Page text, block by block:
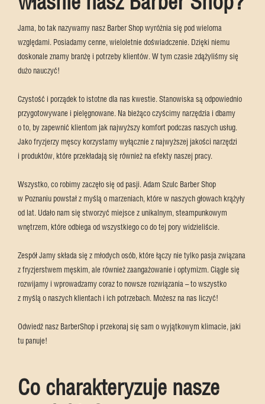
Jama, bo tak nazywamy nasz Barber Shop wyróżnia się pod wieloma
względami. Posiadamy cenne, wieloletnie doświadczenie. Dzięki niemu
doskonale znamy branżę i potrzeby klientów. W tym czasie zdążyliśmy się
dużo nauczyć!
Czystość i porządek to istotne dla nas kwestie. Stanowiska są odpowiednio
przygotowywane i pielęgnowane. Na bieżąco czyścimy narzędzia i dbamy
o to, by zapewnić klientom jak najwyższy komfort podczas naszych usług.
Jako fryzjerzy męscy korzystamy wyłącznie z najwyższej jakości narzędzi
i produktów, które przekładają się również na efekty naszej pracy.
Wszystko, co robimy zaczęło się od pasji. Adam Szulc Barber Shop
w Poznaniu powstał z myślą o marzeniach, które w naszych głowach krążyły
od lat. Udało nam się stworzyć miejsce z unikalnym, steampunkowym
wnętrzem, które odbiega od wszystkiego co do tej pory widzieliście.
Zespół Jamy składa się z młodych osób, które łączy nie tylko pasja związana
z fryzjerstwem męskim, ale również zaangażowanie i optymizm. Ciągle się
rozwijamy i wprowadzamy coraz to nowsze rozwiązania – to wszystko
z myślą o naszych klientach i ich potrzebach. Możesz na nas liczyć!
Odwiedź nasz BarberShop i przekonaj się sam o wyjątkowym klimacie, jaki
tu panuje!
Co charakteryzuje nasze